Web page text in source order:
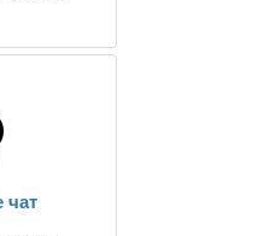
чат